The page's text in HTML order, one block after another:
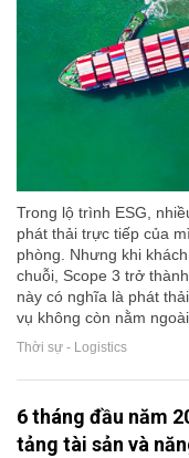
Trong lộ trình ESG,
phát thải trực tiếp của
phòng. Nhưng khi
chuỗi, Scope 3 trở
này có nghĩa là phát
vụ không còn nằm
Thời sự - Logistics
6 tháng đầu năm
tảng tài sản và